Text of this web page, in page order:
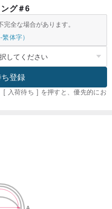
グ＃6
全な場合があります。
体字）
登録
[ 入荷待ち ] を押すと、優先的にお